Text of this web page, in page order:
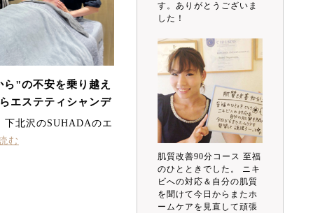
す。ありがとうございま
した！
肌質改善90分コース 至福
のひとときでした。 ニキ
ビへの対応＆自分の肌質
を聞けて今日からまたホ
ームケアを見直して頑張
"の不安を乗り越え
エステティシャンデ
した受講生
下北沢のSUHADAのエ
む